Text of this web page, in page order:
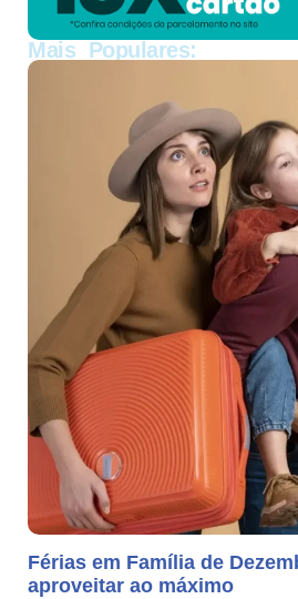
Mais Populares:
Férias em Família de
aproveitar ao máximo